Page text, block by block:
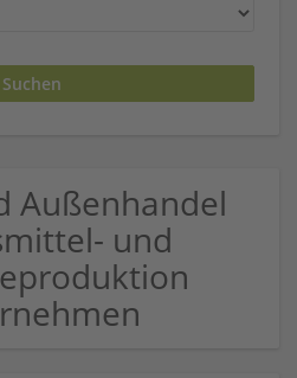
Außenhandel
und